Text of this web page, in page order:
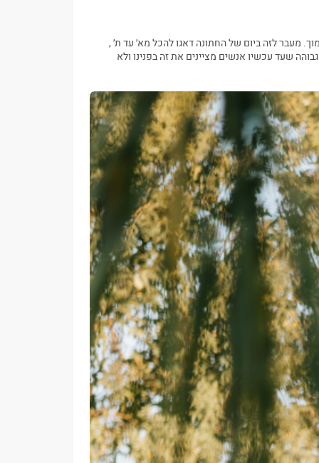
מעבר לזה ביום של החתונה דאגו להכל מא׳ עד ת׳ ,
שעד עכשיו אנשים מציינים את זה בפנינו ולא